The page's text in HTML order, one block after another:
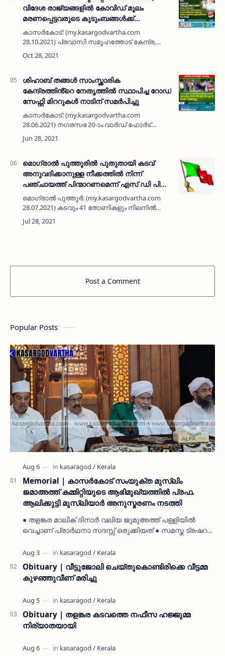
വിദേശ രാജ്യങ്ങളിൽ കോവിഡ് മൂലം
മരണപ്പെട്ടവരുടെ കുടുംബങ്ങൾക്ക്
പ്രഖ്യാപിച്ച ആനുകൂല്യങ്ങൾ
ലഭ്യമാക്കണമെന്ന് ടി ഇ അബ്ദുല്ല
കാസർകോട്: (my.kasargodvartha.com
28.10.2021) പ്രവാസി സമൂഹത്തോട് കേന്ദ്ര,
കേരള സർകാറുകൾ അവഗണന
കാട്ടുന്നുവെന്നാരോപിച്ച് പ്രവാസി ലീഗ്
സമരത്തിൻ്റെ ഭാഗമായി…
ശിഹാബ് തങ്ങൾ സാംസ്ക്കാരിക
കേന്ദ്രത്തിൻ്റെ നേതൃത്തിൽ സ്ഥാപിച്ച റോഡ്
സേഫ്റ്റി മിററുകൾ നാടിന് സമർപിച്ചു
കാസർകോട്: (my.kasargodvartha.com
28.06.2021) നഗരസഭ 20-ാം വാർഡ് ഫോർട്
റോഡ്, കരിപ്പൊടി റോഡ് കോർണറുകളിൽ
ശിഹാബ് തങ്ങൾ സാംസ്ക്കാരിക കേന്ദ്രത്തിൻ്റെ
മൊഗ്രാൽ പുത്തൂരിൽ പുതുതായി കടവ്
അനുവദിക്കാനുള്ള നീക്കത്തിൽ നിന്ന്
പഞ്ചായത്ത് പിന്മാറണമെന്ന് എസ് ഡി പി
ഐ
മൊഗ്രാൽ പുത്തൂർ: (my.kasargodvartha.com
28.07.2021) കടവും 41 തോണികളും നിലനിൽക്കെ
കടവത്ത് പുതുതായി ഇരുപതോളം തോണികളും
കടവും അനുവദിക്കാനുള്ള പഞ്ചായത്ത്
Post a Comment
Popular Posts
Memorial | കാസർകോട് സംയുക്ത മുസ്ലിം
ജമാഅത്ത് കമ്മിറ്റിയുടെ ആഭിമുഖ്യത്തിൽ പ്രഫ.
ആലിക്കുട്ടി മുസ്ലിയാർ അനുസ്മരണം നടത്തി
● തളങ്കര മാലിക് ദിനാർ വലിയ ജുമുഅത്ത് പള്ളിയിൽ
വെച്ചാണ് പ്രാർഥനാ സദസ്സ് ഒരുക്കിയത് ● സമസ്ത ട്രഷറർ
നൽകി കാസ…
Obituary | വീട്ടുജോലി ചെയ്തുകൊണ്ടിരിക്കെ വീട്ടമ്മ
കുഴഞ്ഞുവീണ് മരിച്ചു
Obituary | തളങ്കര കടവത്തെ നഫീസ ഹജ്ജുമ്മ
നിര്യാതയായി